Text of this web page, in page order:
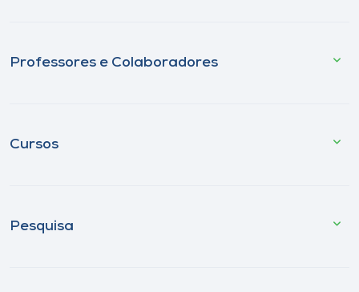
Professores e Colaboradores
Cursos
Pesquisa